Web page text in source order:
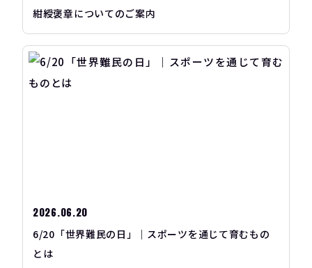
紺綬褒章についてのご案内
2026.06.20
6/20「世界難民の日」｜スポーツを通じて育むもの
とは